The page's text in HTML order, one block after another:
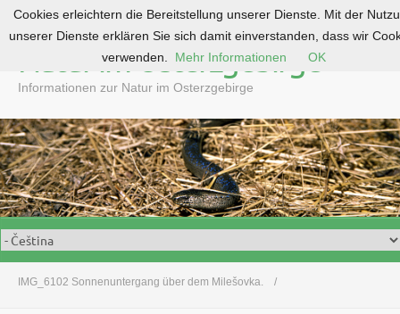
o
c
o
n
t
e
n
Natur im Osterzgebirge
Informationen zur Natur im Osterzgebirge
IMG_6102 Sonnenuntergang über dem Milešovka.
Cookies erleichtern die Bereitstellung unserer Dienste. Mit der
unserer Dienste erklären Sie sich damit einverstanden, dass wir
verwenden.
Mehr Informationen OK